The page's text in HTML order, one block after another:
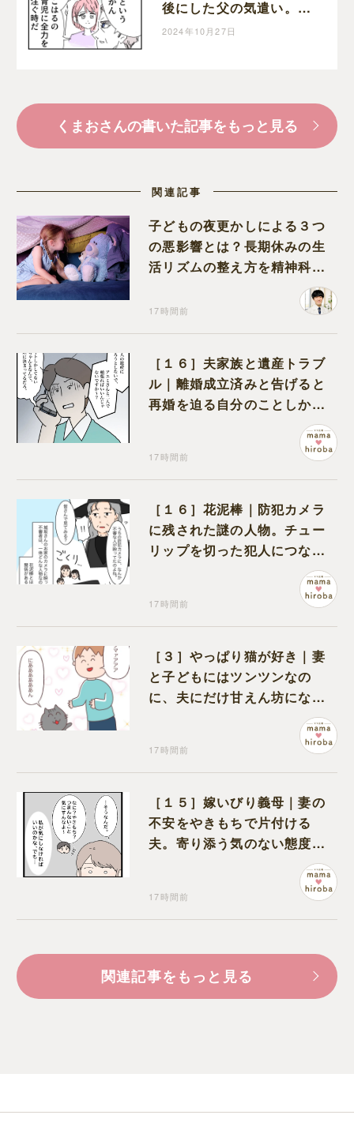
後にした父の気遣い。育
児なめすぎ夫［１９８］
2024年10月27日
くまおさんの書いた記事をもっと見る
関連記事
子どもの夜更かしによる３つ
の悪影響とは？長期休みの生
活リズムの整え方を精神科医
17時間前
［１６］夫家族と遺産トラブ
ル｜離婚成立済みと告げると
再婚を迫る自分のことしか考
17時間前
［１６］花泥棒｜防犯カメラ
に残された謎の人物。チュー
リップを切った犯人につなが
る証拠になるのか期待する
17時間前
［３］やっぱり猫が好き｜妻
と子どもにはツンツンなの
に、夫にだけ甘えん坊になる
17時間前
［１５］嫁いびり義母｜妻の
不安をやきもちで片付ける
夫。寄り添う気のない態度に
17時間前
関連記事をもっと見る